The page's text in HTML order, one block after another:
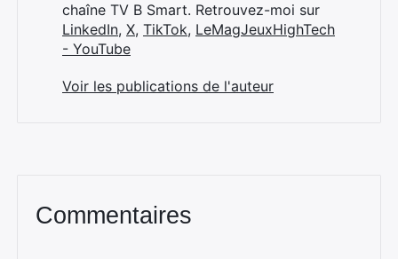
chaîne TV B Smart. Retrouvez-moi sur
LinkedIn, X, TikTok, LeMagJeuxHighTech
- YouTube
Voir les publications de l'auteur
Commentaires